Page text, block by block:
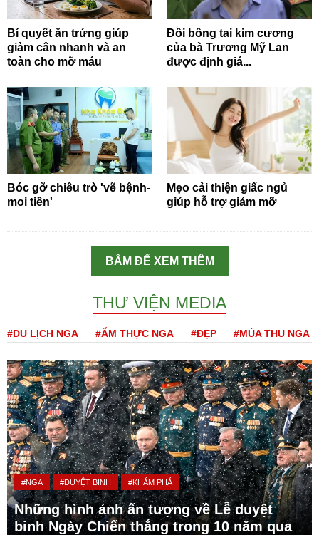
Bí quyết ăn trứng giúp
giảm cân nhanh và an
toàn cho mỡ máu
Đôi bông tai kim cương
của bà Trương Mỹ Lan
được định giá...
Bóc gỡ chiêu trò 'vẽ bệnh-
moi tiền'
Mẹo cải thiện giấc ngủ
giúp hỗ trợ giảm mỡ
BẤM ĐỂ XEM THÊM
THƯ VIỆN MEDIA
#DU LỊCH NGA #ẨM THỰC NGA #ĐẸP #MÙA THU NGA
#NGA #DUYỆT BINH #KHÁM PHÁ
Những hình ảnh ấn tượng về Lễ duyệt
binh Ngày Chiến thắng trong 10 năm qua